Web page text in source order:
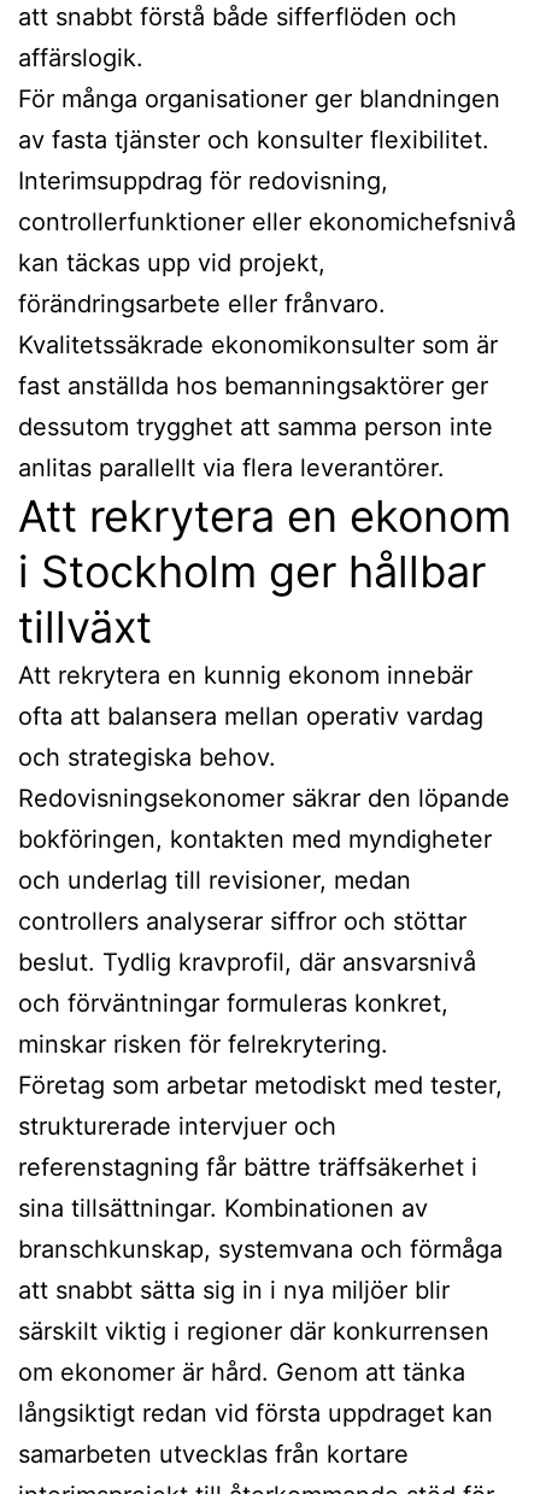
att snabbt förstå både sifferflöden och
affärslogik.
För många organisationer ger blandningen
av fasta tjänster och konsulter flexibilitet.
Interimsuppdrag för redovisning,
controllerfunktioner eller ekonomichefsnivå
kan täckas upp vid projekt,
förändringsarbete eller frånvaro.
Kvalitetssäkrade ekonomikonsulter som är
fast anställda hos bemanningsaktörer ger
dessutom trygghet att samma person inte
anlitas parallellt via flera leverantörer.
Att rekrytera en ekonom
i Stockholm ger hållbar
tillväxt
Att rekrytera en kunnig ekonom innebär
ofta att balansera mellan operativ vardag
och strategiska behov.
Redovisningsekonomer säkrar den löpande
bokföringen, kontakten med myndigheter
och underlag till revisioner, medan
controllers analyserar siffror och stöttar
beslut. Tydlig kravprofil, där ansvarsnivå
och förväntningar formuleras konkret,
minskar risken för felrekrytering.
Företag som arbetar metodiskt med tester,
strukturerade intervjuer och
referenstagning får bättre träffsäkerhet i
sina tillsättningar. Kombinationen av
branschkunskap, systemvana och förmåga
att snabbt sätta sig in i nya miljöer blir
särskilt viktig i regioner där konkurrensen
om ekonomer är hård. Genom att tänka
långsiktigt redan vid första uppdraget kan
samarbeten utvecklas från kortare